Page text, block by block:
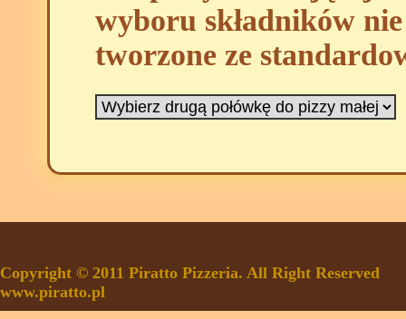
wyboru składników
tworzone ze
Copyright © 2011 Piratto Pizzeria. All Right Reserved
www.piratto.pl